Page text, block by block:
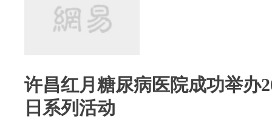
许昌红月糖尿病医院成功举办
日系列活动